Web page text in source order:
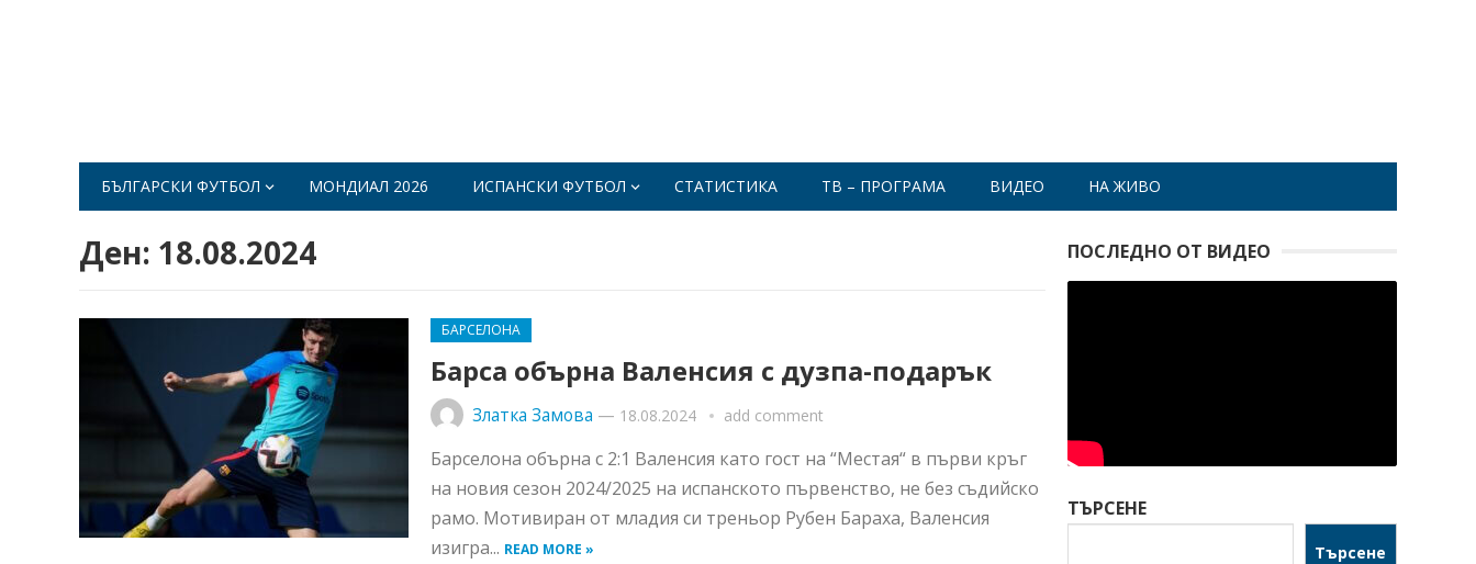
БЪЛГАРСКИ ФУТБОЛ МОНДИАЛ 2026 ИСПАНСКИ ФУТБОЛ СТАТИСТИКА ТВ – ПРОГРАМА ВИДЕО НА ЖИВО
Ден: 18.08.2024
БАРСЕЛОНА
Барса обърна Валенсия с дузпа-подарък
Златка Замова — 18.08.2024 add comment
Барселона обърна с 2:1 Валенсия като гост на “Местая“ в първи кръг
на новия сезон 2024/2025 на испанското първенство, не без съдийско
рамо. Мотивиран от младия си треньор Рубен Бараха, Валенсия
изигра... READ MORE »
ПОСЛЕДНО ОТ ВИДЕО
ТЪРСЕНЕ
Търсене